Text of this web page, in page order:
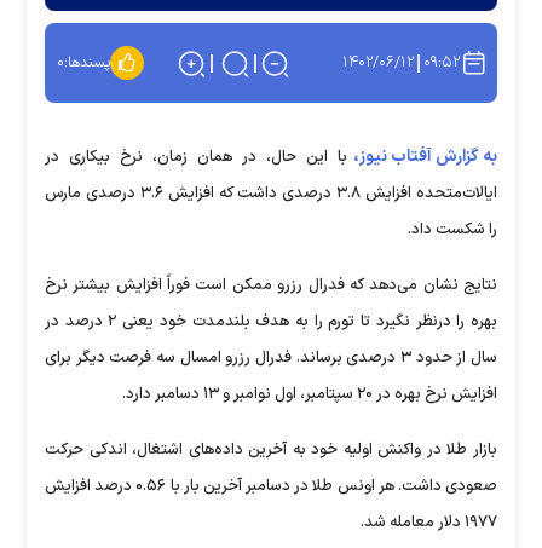
۰۹:۵۲ ۱۴۰۲/۰۶/۱۲ پسندها:۰
به گزارش آفتاب نیوز، با این حال، در همان زمان، نرخ بیکاری در
ایالات‌متحده افزایش ۳.۸ درصدی داشت که افزایش ۳.۶ درصدی مارس
را شکست داد.
نتایج نشان می‌دهد که فدرال رزرو ممکن است فوراً افزایش بیشتر نرخ
بهره را درنظر نگیرد تا تورم را به هدف بلندمدت خود یعنی ۲ درصد در
سال از حدود ۳ درصدی برساند. فدرال رزرو امسال سه فرصت دیگر برای
افزایش نرخ بهره در ۲۰ سپتامبر، اول نوامبر و ۱۳ دسامبر دارد.
بازار طلا در واکنش اولیه خود به آخرین داده‌های اشتغال، اندکی حرکت
صعودی داشت. هر اونس طلا در دسامبر آخرین بار با ۰.۵۶ درصد افزایش
۱۹۷۷ دلار معامله شد.